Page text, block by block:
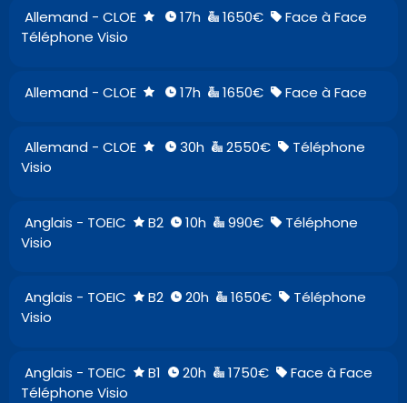
Allemand - CLOE 17h 1650€
Face à Face
Téléphone Visio
Allemand - CLOE 17h 1650€ Face à Face
Allemand - CLOE 30h 2550€
Téléphone
Visio
Anglais - TOEIC B2 10h 990€
Téléphone
Visio
Anglais - TOEIC B2 20h 1650€
Téléphone
Visio
Anglais - TOEIC B1 20h 1750€
Face à Face
Téléphone Visio